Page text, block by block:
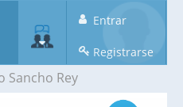
Entrar
Registrarse
Sancho Rey